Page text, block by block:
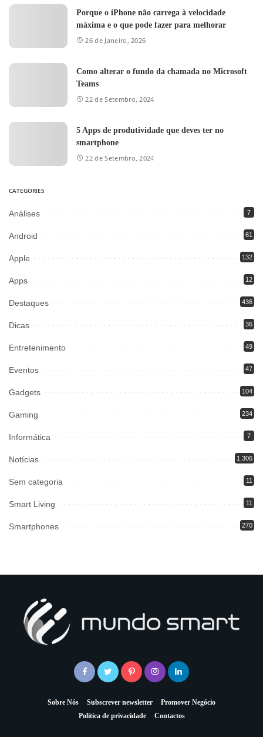
Porque o iPhone não carrega à velocidade
máxima e o que pode fazer para melhorar
26 de Janeiro, 2026
Como alterar o fundo da chamada no Microsoft
Teams
22 de Setembro, 2024
5 Apps de produtividade que deves ter no
smartphone
22 de Setembro, 2024
CATEGORIES
Análises 7
Android 61
Apple 132
Apps 12
Destaques 436
Dicas 36
Entretenimento 49
Eventos 47
Gadgets 104
Gaming 234
Informática 7
Notícias 1.306
Sem categoria 11
Smart Living 11
Smartphones 270
Sobre Nós Subscrever newsletter
Promover Negócio
Política de privacidade
Contactos